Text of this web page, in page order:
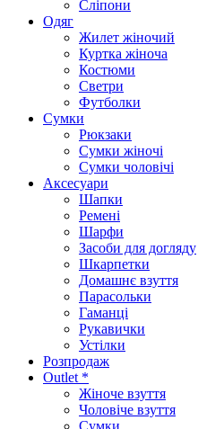
Сліпони
Одяг
Жилет жіночий
Куртка жіноча
Костюми
Светри
Футболки
Сумки
Рюкзаки
Сумки жіночі
Сумки чоловічі
Аксеcуари
Шапки
Ремені
Шарфи
Засоби для догляду
Шкарпетки
Домашнє взуття
Парасольки
Гаманці
Рукавички
Устілки
Розпродаж
Outlet *
Жіноче взуття
Чоловіче взуття
Сумки